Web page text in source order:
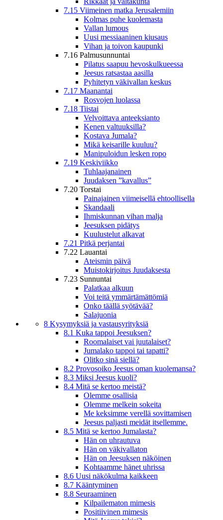
7.15 Viimeinen matka Jerusalemiin
Kolmas puhe kuolemasta
Vallan lumous
Uusi messiaaninen kiusaus
Vihan ja toivon kaupunki
7.16 Palmusunnuntai
Pilatus saapuu hevoskulkueessa
Jeesus ratsastaa aasilla
Pyhitetyn väkivallan keskus
7.17 Maanantai
Rosvojen luolassa
7.18 Tiistai
Velvoittava anteeksianto
Kenen valtuuksilla?
Kostava Jumala?
Mikä keisarille kuuluu?
Manipuloidun lesken ropo
7.19 Keskiviikko
Tuhlaajanainen
Juudaksen ”kavallus”
7.20 Torstai
Painajainen viimeisellä ehtoollisella
Skandaali
Ihmiskunnan vihan malja
Jeesuksen pidätys
Kuulustelut alkavat
7.21 Pitkä perjantai
7.22 Lauantai
Ateismin päivä
Muistokirjoitus Juudaksesta
7.23 Sunnuntai
Palatkaa alkuun
Voi teitä ymmärtämättömiä
Onko täällä syötävää?
Salajuonia
8 Kysymyksiä ja vastausyrityksiä
8.1 Kuka tappoi Jeesuksen?
Roomalaiset vai juutalaiset?
Jumalako tappoi tai tapatti?
Olitko sinä siellä?
8.2 Provosoiko Jeesus oman kuolemansa?
8.3 Miksi Jeesus kuoli?
8.4 Mitä se kertoo meistä?
Olemme osallisia
Olemme melkein sokeita
Me keksimme verellä sovittamisen
Jeesus paljasti meidät itsellemme.
8.5 Mitä se kertoo Jumalasta?
Hän on uhrautuva
Hän on väkivallaton
Hän on Jeesuksen näköinen
Kohtaamme hänet uhrissa
8.6 Uusi näkökulma kaikkeen
8.7 Kääntyminen
8.8 Seuraaminen
Kilpailematon mimesis
Positiivinen mimesis